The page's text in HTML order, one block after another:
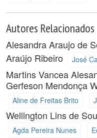
Autores Relacionados
Alesandra Araujo de
Araújo Ribeiro
José
Martins Vancea
Gerfeson Mendonça
Aline de Freitas Brito
Wellington Lins de
Agda Pereira Nunes